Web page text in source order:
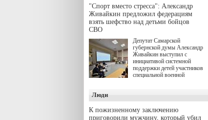
"Спорт вместо стресса": Александр
Живайкин предложил федерациям
взять шефство над детьми бойцов
СВО
Депутат Самарской
губернской думы Александр
Живайкин выступил с
инициативой системной
поддержки детей участников
специальной военной
"Помощь фронту и семьям
участников СВО", которая
прошла в Отрадном 7
Люди
К пожизненному заключению
приговорили мужчину, который убил